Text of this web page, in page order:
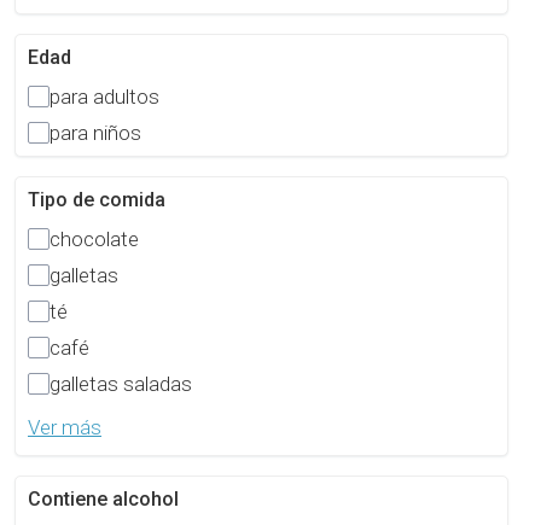
Edad
para adultos
para niños
Tipo de comida
chocolate
galletas
té
café
galletas saladas
Ver más
Contiene alcohol